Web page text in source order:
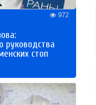
972
руководства
стоп